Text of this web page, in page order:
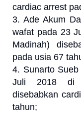
cardiac arrest
3. Ade Akum
wafat pada 23
Madinah)
pada usia 67
4. Sunarto
Juli 2018 di
disebabkan
tahun;